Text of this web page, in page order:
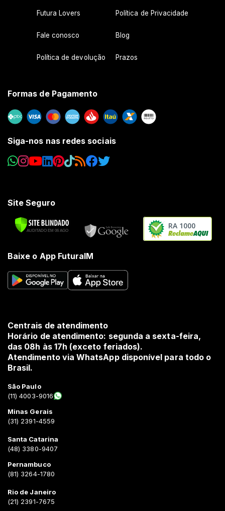
Futura Lovers Política de Privacidade
Fale conosco Blog
Política de devolução Prazos
Formas de Pagamento
Siga-nos nas redes sociais
Site Seguro
RA 1000
Baixe o App FuturaIM
Centrais de atendimento
Horário de atendimento: segunda a sexta-feira,
das 08h às 17h (exceto feriados).
Atendimento via WhatsApp disponível para todo o
Brasil.
São Paulo
(11) 4003-9016
Minas Gerais
(31) 2391-4559
Santa Catarina
(48) 3380-9407
Pernambuco
(81) 3264-1780
Rio de Janeiro
(21) 2391-7675